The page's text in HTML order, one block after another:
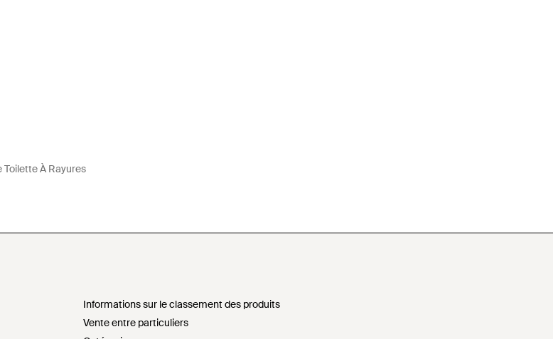
Toilette À Rayures
Informations sur le classement des produits
Vente entre particuliers